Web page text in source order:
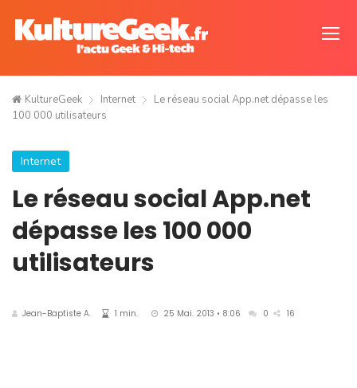
KultureGeek Internet
Le réseau social App.net dépasse les
100 000 utilisateurs
Internet
Le réseau social App.net
dépasse les 100 000
utilisateurs
Jean-Baptiste A. 1 min. 25 Mai. 2013 • 8:06 0 16